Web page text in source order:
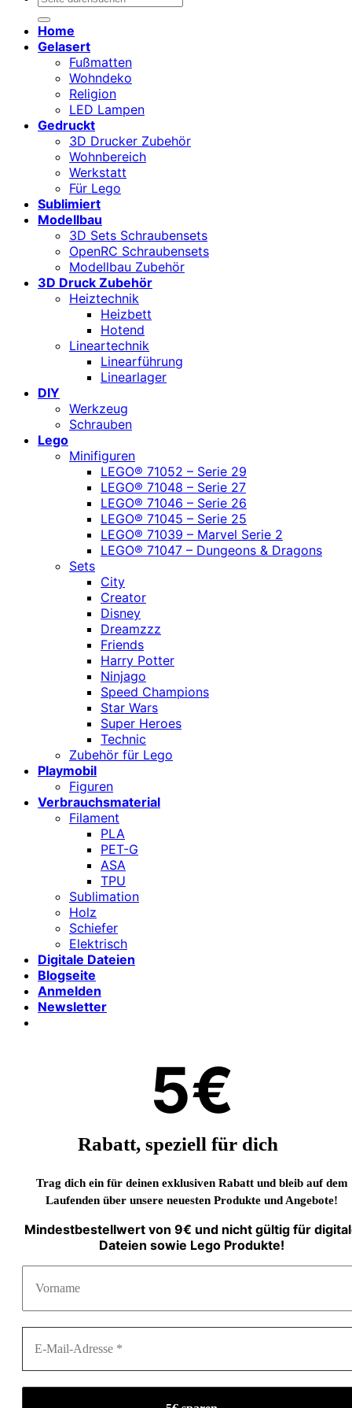
Home
Gelasert
Fußmatten
Wohndeko
Religion
LED Lampen
Gedruckt
3D Drucker Zubehör
Wohnbereich
Werkstatt
Für Lego
Sublimiert
Modellbau
3D Sets Schraubensets
OpenRC Schraubensets
Modellbau Zubehör
3D Druck Zubehör
Heiztechnik
Heizbett
Hotend
Lineartechnik
Linearführung
Linearlager
DIY
Werkzeug
Schrauben
Lego
Minifiguren
LEGO® 71052 – Serie 29
LEGO® 71048 – Serie 27
LEGO® 71046 – Serie 26
LEGO® 71045 – Serie 25
LEGO® 71039 – Marvel Serie 2
LEGO® 71047 – Dungeons & Dragons
Sets
City
Creator
Disney
Dreamzzz
Friends
Harry Potter
Ninjago
Speed Champions
Star Wars
Super Heroes
Technic
Zubehör für Lego
Playmobil
Figuren
Verbrauchsmaterial
Filament
PLA
PET-G
ASA
TPU
Sublimation
Holz
Schiefer
Elektrisch
Digitale Dateien
Blogseite
Anmelden
Newsletter
5€
Rabatt, speziell für dich
Trag dich ein für deinen exklusiven Rabatt und bleib auf dem
Laufenden über unsere neuesten Produkte und Angebote!
Mindestbestellwert von 9€ und nicht gültig für
Dateien sowie Lego Produkte!